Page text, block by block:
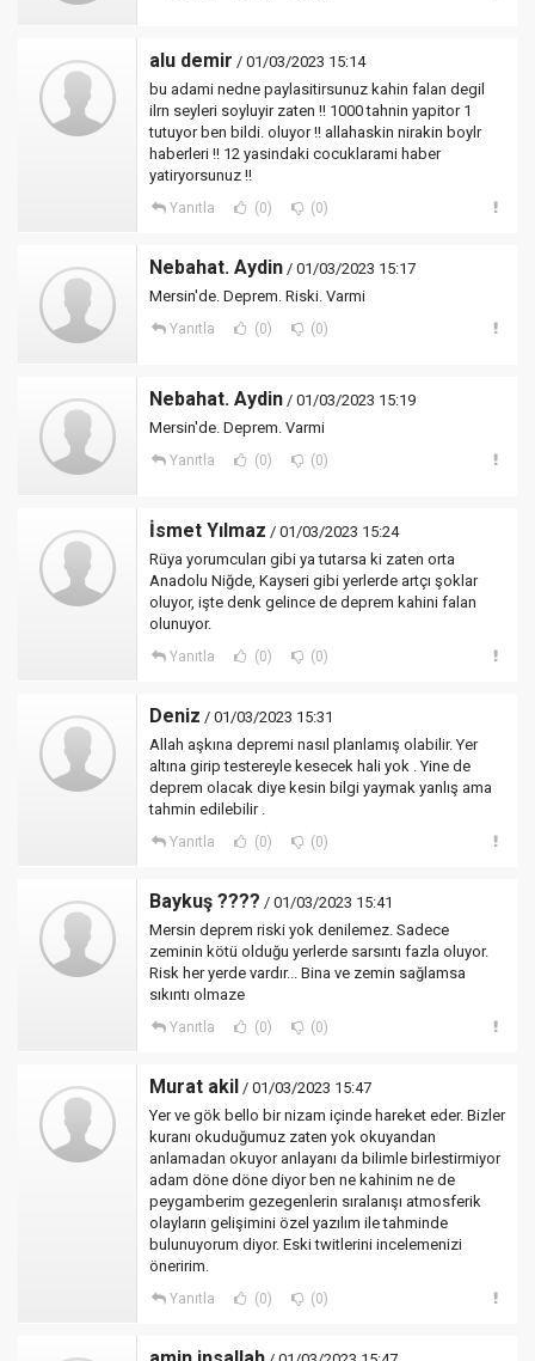
alu demir / 01/03/2023 15:14
bu adami nedne paylasitirsunuz kahin falan degil
ilrn seyleri soyluyir zaten !! 1000 tahnin yapitor 1
tutuyor ben bildi. oluyor !! allahaskin nirakin boylr
haberleri !! 12 yasindaki cocuklarami haber
yatiryorsunuz !!
Yanıtla (0) (0)
Nebahat. Aydin / 01/03/2023 15:17
Mersin'de. Deprem. Riski. Varmi
Yanıtla (0) (0)
Nebahat. Aydin / 01/03/2023 15:19
Mersin'de. Deprem. Varmi
Yanıtla (0) (0)
İsmet Yılmaz / 01/03/2023 15:24
Rüya yorumcuları gibi ya tutarsa ki zaten orta
Anadolu Niğde, Kayseri gibi yerlerde artçı şoklar
oluyor, işte denk gelince de deprem kahini falan
olunuyor.
Yanıtla (0) (0)
Deniz / 01/03/2023 15:31
Allah aşkına depremi nasıl planlamış olabilir. Yer
altına girip testereyle kesecek hali yok . Yine de
deprem olacak diye kesin bilgi yaymak yanlış ama
tahmin edilebilir .
Yanıtla (0) (0)
Baykuş ???? / 01/03/2023 15:41
Mersin deprem riski yok denilemez. Sadece
zeminin kötü olduğu yerlerde sarsıntı fazla oluyor.
Risk her yerde vardır... Bina ve zemin sağlamsa
sıkıntı olmaze
Yanıtla (0) (0)
Murat akil / 01/03/2023 15:47
Yer ve gök bello bir nizam içinde hareket eder. Bizler
kuranı okuduğumuz zaten yok okuyandan
anlamadan okuyor anlayanı da bilimle birlestirmiyor
adam döne döne diyor ben ne kahinim ne de
peygamberim gezegenlerin sıralanışı atmosferik
olayların gelişimini özel yazılım ile tahminde
bulunuyorum diyor. Eski twitlerini incelemenizi
öneririm.
Yanıtla (0) (0)